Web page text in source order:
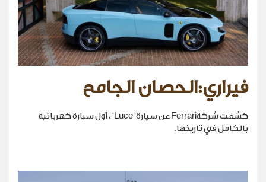
فيراري:الحصان الجامح
كشفت شركةFerrari عن سيارة“Luce”، أول سيارة كهربائية
بالكامل في تاريخها.